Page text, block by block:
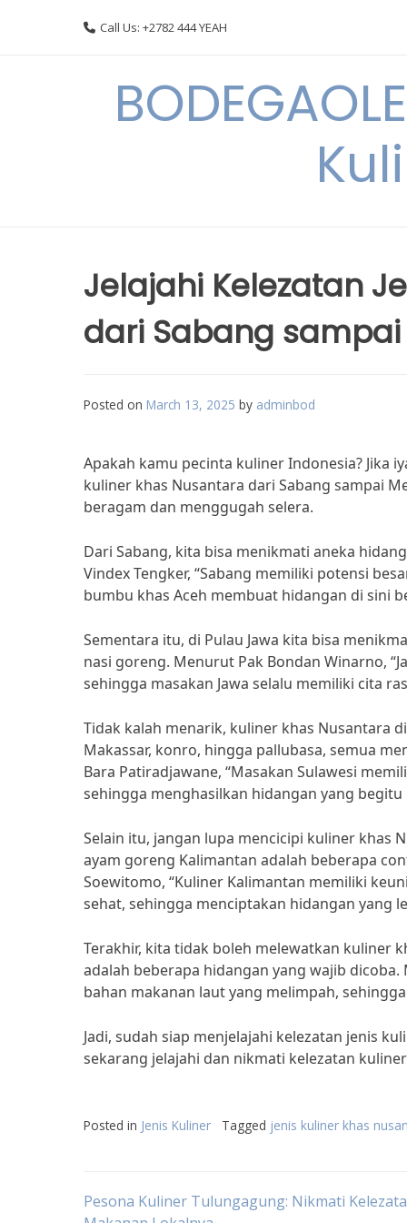
Call Us: +2782 444 YEAH
Jelajahi Kelezatan
dari Sabang
Posted on March 13, 2025 by adminbod
Apakah kamu pecinta kuliner Indonesia? Jika
kuliner khas Nusantara dari Sabang sampai
beragam dan menggugah selera.
Dari Sabang, kita bisa menikmati aneka
Vindex Tengker, “Sabang memiliki potensi
bumbu khas Aceh membuat hidangan di sini
Sementara itu, di Pulau Jawa kita bisa
nasi goreng. Menurut Pak Bondan Winarno,
sehingga masakan Jawa selalu memiliki cita
Tidak kalah menarik, kuliner khas Nusantara
Makassar, konro, hingga pallubasa, semua
Bara Patiradjawane, “Masakan Sulawesi
sehingga menghasilkan hidangan yang begitu
Selain itu, jangan lupa mencicipi kuliner khas
ayam goreng Kalimantan adalah beberapa
Soewitomo, “Kuliner Kalimantan memiliki
sehat, sehingga menciptakan hidangan yang
Terakhir, kita tidak boleh melewatkan kuliner
adalah beberapa hidangan yang wajib
bahan makanan laut yang melimpah,
Jadi, sudah siap menjelajahi kelezatan jenis
sekarang jelajahi dan nikmati kelezatan
Posted in Jenis Kuliner Tagged jenis kuliner khas
Post
Pesona Kuliner Tulungagung: Nikmati